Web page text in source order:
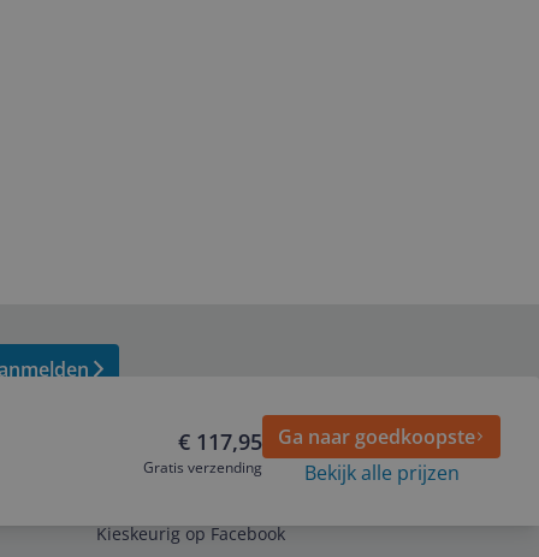
€ 117,95
Gratis verzending
Ga naar goedkoopste
Bekijk alle prijzen
Kieskeurig op Facebook